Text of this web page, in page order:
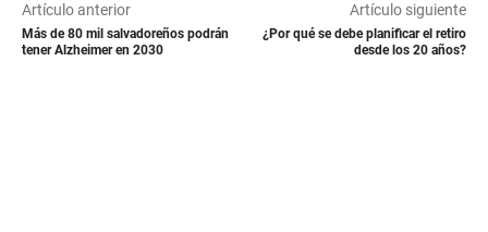
Artículo anterior
Más de 80 mil salvadoreños podrán
tener Alzheimer en 2030
Artículo siguiente
¿Por qué se debe planificar el retiro
desde los 20 años?